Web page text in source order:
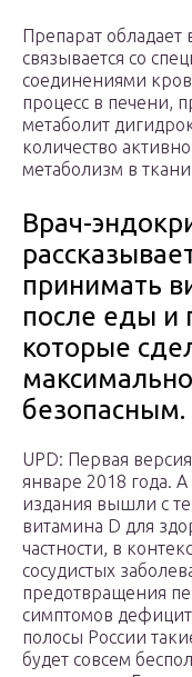
Препарат
связывается со
соединениями
процесс в печени,
метаболит
количество
метаболизм в
Врач-
принимать
после еды и
которые
безопасным.
UPD: Первая
январе 2018 года.
издания вышли с
витамина D для
частности, в
сосудистых
предотвращения
симптомов
полосы России
будет совсем